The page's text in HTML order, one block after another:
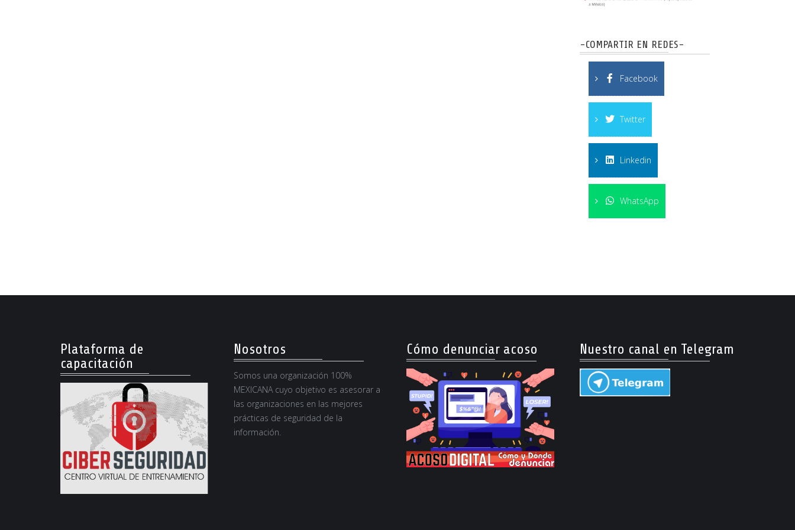
-COMPARTIR EN REDES-
Facebook
Twitter
Linkedin
WhatsApp
Plataforma de
capacitación
Nosotros
Somos una organización 100%
MEXICANA cuyo objetivo es asesorar a
las organizaciones en las mejores
prácticas de seguridad de la
información.
Cómo denunciar acoso Nuestro canal en Telegram